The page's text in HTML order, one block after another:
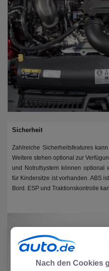
Sicherheit
Zahlreiche Sicherheitsfeatures
Weitere stehen optional zur
und Notrufsystem können optional
für Kindersitze ist vorhanden. ABS
Bord. ESP und Traktionskontrolle
Nach den Cookies